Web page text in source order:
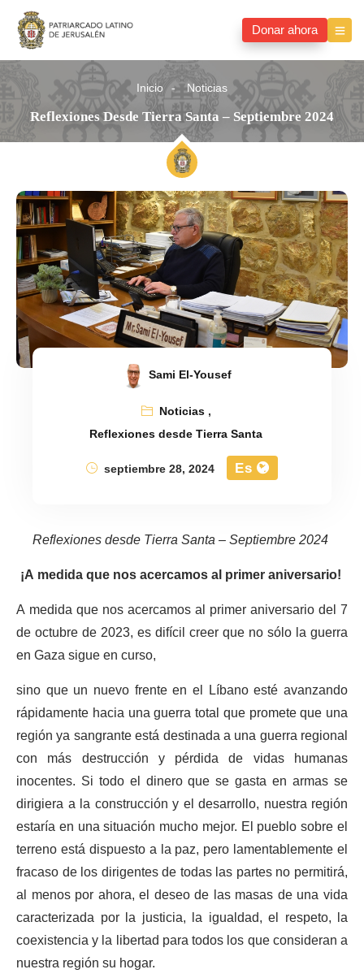
Donar ahora
Inicio Noticias
Reflexiones Desde Tierra Santa – Septiembre 2024
Sami El-Yousef
Noticias,
Reflexiones desde Tierra Santa
septiembre 28, 2024
Es
Reflexiones desde Tierra Santa – Septiembre 2024
¡A medida que nos acercamos al primer aniversario!
A medida que nos acercamos al primer aniversario del 7
de octubre de 2023, es difícil creer que no sólo la guerra
en Gaza sigue en curso,
sino que un nuevo frente en el Líbano esté avanzando
rápidamente hacia una guerra total que promete que una
región ya sangrante está destinada a una guerra regional
con más destrucción y pérdida de vidas humanas
inocentes. Si todo el dinero que se gasta en armas se
dirigiera a la construcción y el desarrollo, nuestra región
estaría en una situación mucho mejor. El pueblo sobre el
terreno está dispuesto a la paz, pero lamentablemente el
fracaso de los dirigentes de todas las partes no permitirá,
al menos por ahora, el deseo de las masas de una vida
caracterizada por la justicia, la igualdad, el respeto, la
coexistencia y la libertad para todos los que consideran a
nuestra región su hogar.